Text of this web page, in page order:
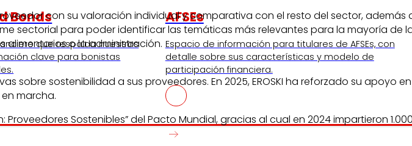
Bonds
que respalda nuestras
clave para bonistas
AFSEs
Espacio de información para titulares de AFSEs, con
detalle sobre sus características y modelo de
participación financiera.
con su valoración individual y comparativa con el resto del sector, además
sectorial para poder identificar las temáticas más relevantes para la mayoría de
o la administración.
sobre sostenibilidad a sus proveedores. En 2025, EROSKI ha reforzado su apoyo
marcha.
Sostenibles” del Pacto Mundial, gracias al cual en 2024 impartieron